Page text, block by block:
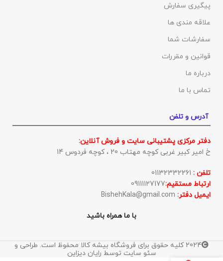
پیگیری سفارش
علاقه مندی ها
سفارشات شما
قوانین و مقررات
درباره ما
تماس با ما
آدرس و تلفن
دفتر مرکزی پشتیبانی سایت و فروش آنلاین:
خ امیر کبیر غربی کوچه مهتاب 20 ، کوچه فردوس 14
تلفن :
ارتباط مستقیم:09111127177
ایمیل دفتر:
با ما همراه باشید
2024 کلیه حقوق برای فروشگاه بیشه کالا محفوظ است. طراحی و
سئو سایت توسط رایان دیزاین